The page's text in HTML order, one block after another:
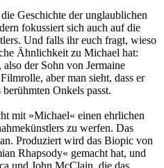
Geschichte der unglaublichen
fokussiert sich auch auf die
Und falls ihr euch fragt, wieso
Ähnlichkeit zu Michael hat:
der Sohn von Jermaine
aber man sieht, dass er
Onkels passt.
mit »Michael« einen ehrlichen
zu werfen. Das
Produziert wird das Biopic von
Rhapsody« gemacht hat, und
und John McClain, die das